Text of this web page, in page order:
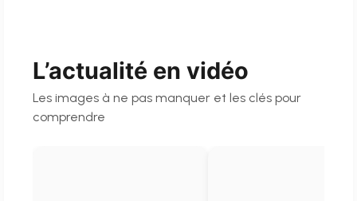
L’actualité en vidéo
Les images à ne pas manquer et les clés pour
comprendre